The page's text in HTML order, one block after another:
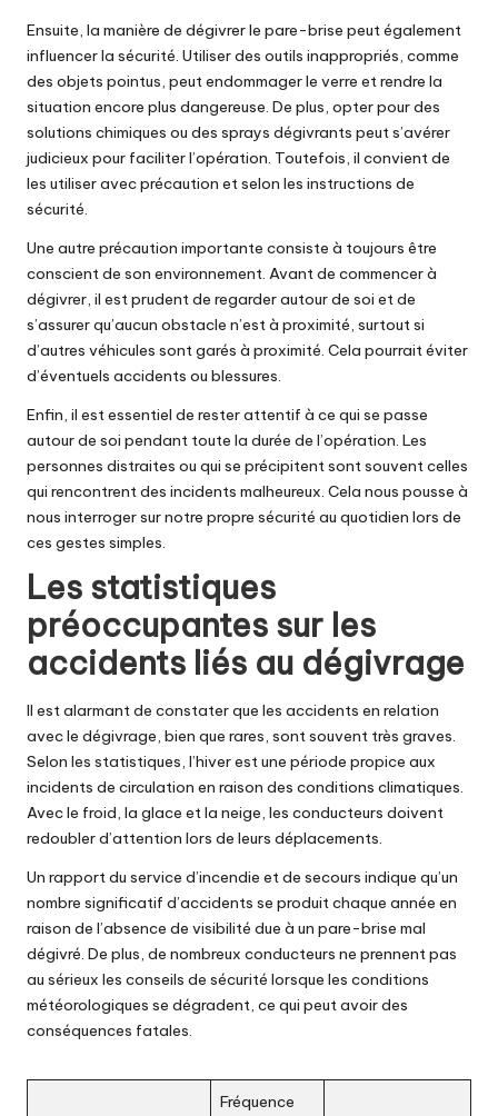
Ensuite, la manière de dégivrer le pare-brise peut également
influencer la sécurité. Utiliser des outils inappropriés, comme
des objets pointus, peut endommager le verre et rendre la
situation encore plus dangereuse. De plus, opter pour des
solutions chimiques ou des sprays dégivrants peut s’avérer
judicieux pour faciliter l’opération. Toutefois, il convient de
les utiliser avec précaution et selon les instructions de
sécurité.
Une autre précaution importante consiste à toujours être
conscient de son environnement. Avant de commencer à
dégivrer, il est prudent de regarder autour de soi et de
s’assurer qu’aucun obstacle n’est à proximité, surtout si
d’autres véhicules sont garés à proximité. Cela pourrait éviter
d’éventuels accidents ou blessures.
Enfin, il est essentiel de rester attentif à ce qui se passe
autour de soi pendant toute la durée de l’opération. Les
personnes distraites ou qui se précipitent sont souvent celles
qui rencontrent des incidents malheureux. Cela nous pousse à
nous interroger sur notre propre sécurité au quotidien lors de
ces gestes simples.
Les statistiques
préoccupantes sur les
accidents liés au dégivrage
Il est alarmant de constater que les accidents en relation
avec le dégivrage, bien que rares, sont souvent très graves.
Selon les statistiques, l’hiver est une période propice aux
incidents de circulation en raison des conditions climatiques.
Avec le froid, la glace et la neige, les conducteurs doivent
redoubler d’attention lors de leurs déplacements.
Un rapport du service d’incendie et de secours indique qu’un
nombre significatif d’accidents se produit chaque année en
raison de l’absence de visibilité due à un pare-brise mal
dégivré. De plus, de nombreux conducteurs ne prennent pas
au sérieux les conseils de sécurité lorsque les conditions
météorologiques se dégradent, ce qui peut avoir des
conséquences fatales.
Fréquence